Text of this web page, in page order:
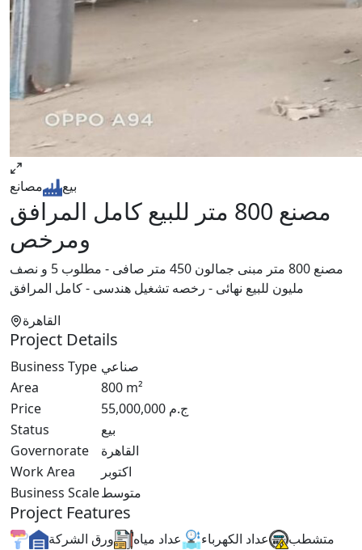
بيع مصانع
مصنع 800 متر للبيع كامل المرافق
ومرخص
مصنع 800 متر مبنى جمالون 450 متر صافى - مطلوب 5 و نصف
مليون للبيع نهائى - رخصه تشغيل هندسى - كامل المرافق
القاهرة
Project Details
Business Type صناعي
Area
800 m²
Price
55,000,000 ج.م
Status
بيع
Governorate
القاهرة
Work Area
اكتوبر
Business Scaleمتوسط
Project Features
متشطب عداد الكهرباء عداد مياه ورق الشركة